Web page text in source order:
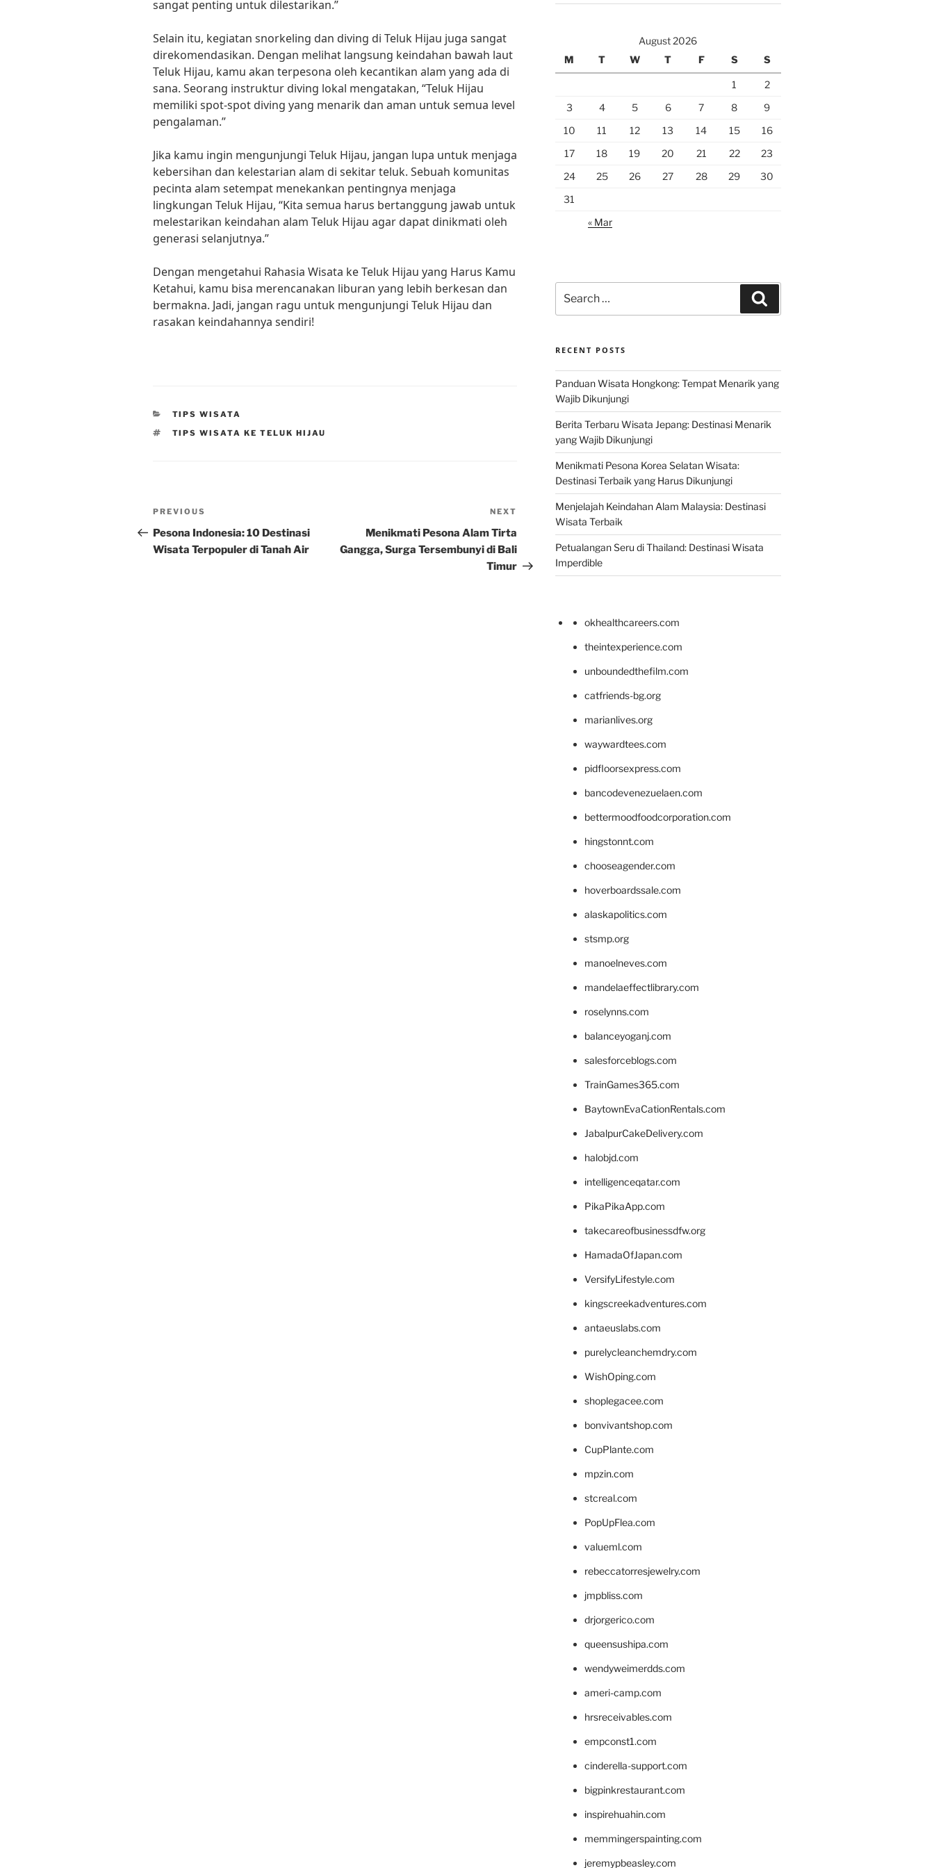
sangat penting untuk dilestarikan.”
Selain itu, kegiatan snorkeling dan diving di Teluk Hijau juga sangat
direkomendasikan. Dengan melihat langsung keindahan bawah laut
Teluk Hijau, kamu akan terpesona oleh kecantikan alam yang ada di
sana. Seorang instruktur diving lokal mengatakan, “Teluk Hijau
memiliki spot-spot diving yang menarik dan aman untuk semua level
pengalaman.”
Jika kamu ingin mengunjungi Teluk Hijau, jangan lupa untuk menjaga
kebersihan dan kelestarian alam di sekitar teluk. Sebuah komunitas
pecinta alam setempat menekankan pentingnya menjaga
lingkungan Teluk Hijau, “Kita semua harus bertanggung jawab untuk
melestarikan keindahan alam Teluk Hijau agar dapat dinikmati oleh
generasi selanjutnya.”
Dengan mengetahui Rahasia Wisata ke Teluk Hijau yang Harus Kamu
Ketahui, kamu bisa merencanakan liburan yang lebih berkesan dan
bermakna. Jadi, jangan ragu untuk mengunjungi Teluk Hijau dan
rasakan keindahannya sendiri!
CATEGORIES
TIPS WISATA
TAGS
TIPS WISATA KE TELUK HIJAU
Post
navigation
Previous
Post
PREVIOUS
Pesona Indonesia: 10 Destinasi
Wisata Terpopuler di Tanah Air
NEXT
Menikmati Pesona Alam Tirta
Gangga, Surga Tersembunyi di Bali
Timur
August 2026
M
T W T F S S
1
2
3
4 5 6 7 8
9
10
11 12 13 14 15
16
17
18 19 20 21 22
23
24
25 26 27 28 29
30
31
« Mar
for:
RECENT POSTS
Panduan Wisata Hongkong: Tempat Menarik yang
Wajib Dikunjungi
Berita Terbaru Wisata Jepang: Destinasi Menarik
yang Wajib Dikunjungi
Menikmati Pesona Korea Selatan Wisata:
Destinasi Terbaik yang Harus Dikunjungi
Menjelajah Keindahan Alam Malaysia: Destinasi
Wisata Terbaik
Petualangan Seru di Thailand: Destinasi Wisata
Imperdible
okhealthcareers.com
theintexperience.com
unboundedthefilm.com
catfriends-bg.org
marianlives.org
waywardtees.com
pidfloorsexpress.com
bancodevenezuelaen.com
bettermoodfoodcorporation.com
hingstonnt.com
chooseagender.com
hoverboardssale.com
alaskapolitics.com
stsmp.org
manoelneves.com
mandelaeffectlibrary.com
roselynns.com
balanceyoganj.com
salesforceblogs.com
TrainGames365.com
BaytownEvaCationRentals.com
JabalpurCakeDelivery.com
halobjd.com
intelligenceqatar.com
PikaPikaApp.com
takecareofbusinessdfw.org
HamadaOfJapan.com
VersifyLifestyle.com
kingscreekadventures.com
antaeuslabs.com
purelycleanchemdry.com
WishOping.com
shoplegacee.com
bonvivantshop.com
CupPlante.com
mpzin.com
stcreal.com
PopUpFlea.com
valueml.com
rebeccatorresjewelry.com
jmpbliss.com
drjorgerico.com
queensushipa.com
wendyweimerdds.com
ameri-camp.com
hrsreceivables.com
empconst1.com
cinderella-support.com
bigpinkrestaurant.com
inspirehuahin.com
memmingerspainting.com
jeremypbeasley.com